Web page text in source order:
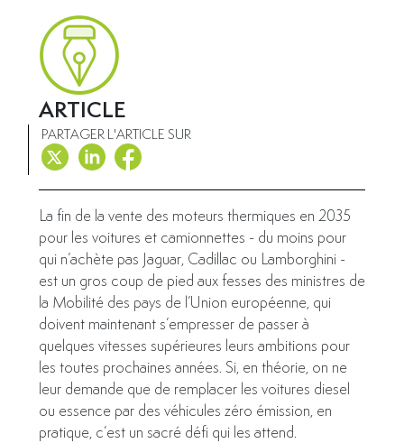
ARTICLE
PARTAGER L'ARTICLE SUR
La fin de la vente des moteurs thermiques en 2035
pour les voitures et camionnettes - du moins pour
qui n’achète pas Jaguar, Cadillac ou Lamborghini -
est un gros coup de pied aux fesses des ministres de
la Mobilité des pays de l’Union européenne, qui
doivent maintenant s’empresser de passer à
quelques vitesses supérieures leurs ambitions pour
les toutes prochaines années. Si, en théorie, on ne
leur demande que de remplacer les voitures diesel
ou essence par des véhicules zéro émission, en
pratique, c’est un sacré défi qui les attend.